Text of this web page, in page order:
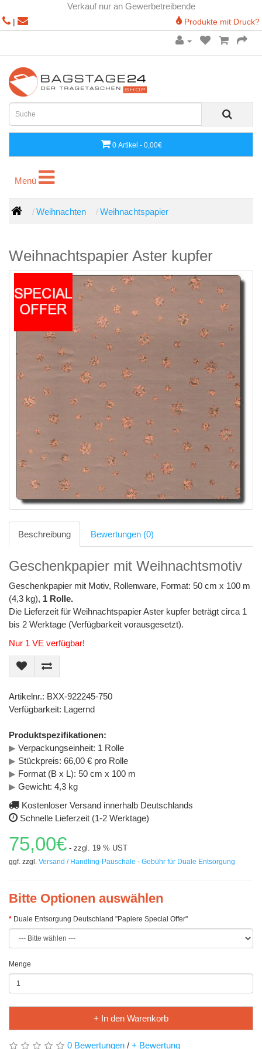
Verkauf nur an Gewerbetreibende
| Produkte mit Druck?
0 Artikel - 0,00€
Menü
Menü
Weihnachten Weihnachtspapier
Weihnachtspapier Aster kupfer
Beschreibung Bewertungen (0)
Geschenkpapier mit Weihnachtsmotiv
Geschenkpapier mit Motiv, Rollenware, Format: 50 cm x 100 m
(4,3 kg), 1 Rolle.
Die Lieferzeit für Weihnachtspapier Aster kupfer beträgt circa 1
bis 2 Werktage (Verfügbarkeit vorausgesetzt).
Nur 1 VE verfügbar!
Artikelnr.: BXX-922245-750
Verfügbarkeit: Lagernd
Produktspezifikationen:
▶ Verpackungseinheit: 1 Rolle
▶ Stückpreis: 66,00 € pro Rolle
▶ Format (B x L): 50 cm x 100 m
▶ Gewicht: 4,3 kg
Kostenloser Versand innerhalb Deutschlands
Schnelle Lieferzeit (1-2 Werktage)
75,00€ - zzgl. 19 % UST
ggf. zzgl. Versand / Handling-Pauschale - Gebühr für Duale Entsorgung
Bitte Optionen auswählen
Duale Entsorgung Deutschland "Papiere Special Offer"
Menge
+ In den Warenkorb
0 Bewertungen / + Bewertung